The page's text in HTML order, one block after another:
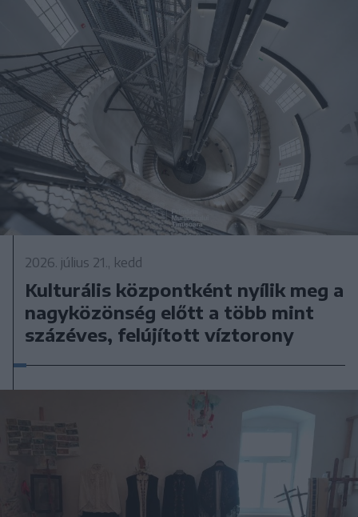
2026. július 21., kedd
Kulturális központként nyílik meg a
nagyközönség előtt a több mint
százéves, felújított víztorony